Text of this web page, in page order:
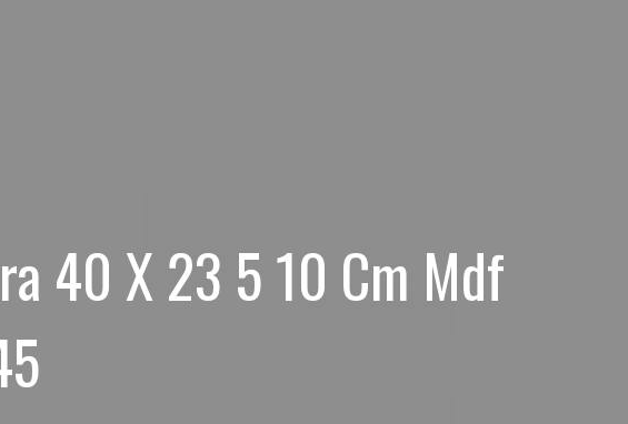
40 X 23 5 10 Cm Mdf